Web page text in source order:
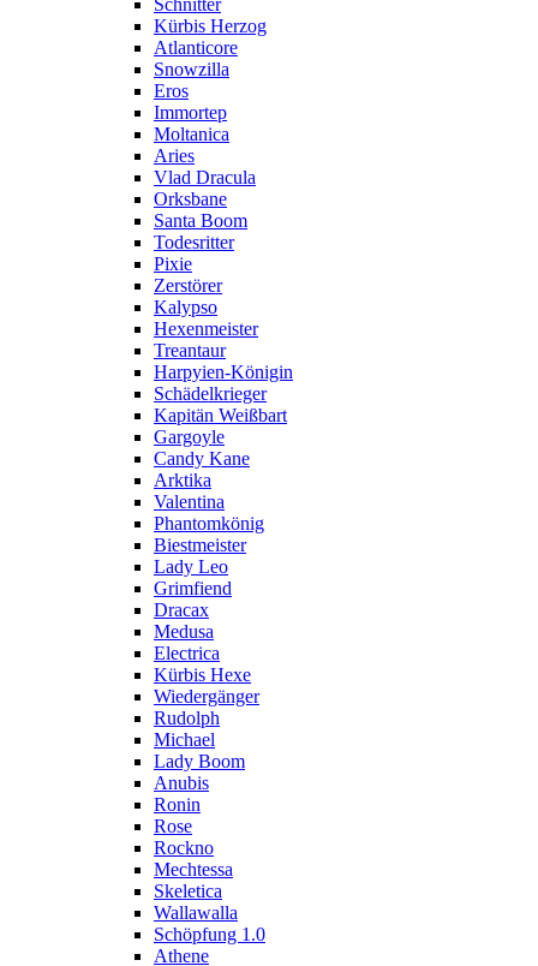
Schnitter
Kürbis Herzog
Atlanticore
Snowzilla
Eros
Immortep
Moltanica
Aries
Vlad Dracula
Orksbane
Santa Boom
Todesritter
Pixie
Zerstörer
Kalypso
Hexenmeister
Treantaur
Harpyien-Königin
Schädelkrieger
Kapitän Weißbart
Gargoyle
Candy Kane
Arktika
Valentina
Phantomkönig
Biestmeister
Lady Leo
Grimfiend
Dracax
Medusa
Electrica
Kürbis Hexe
Wiedergänger
Rudolph
Michael
Lady Boom
Anubis
Ronin
Rose
Rockno
Mechtessa
Skeletica
Wallawalla
Schöpfung 1.0
Athene